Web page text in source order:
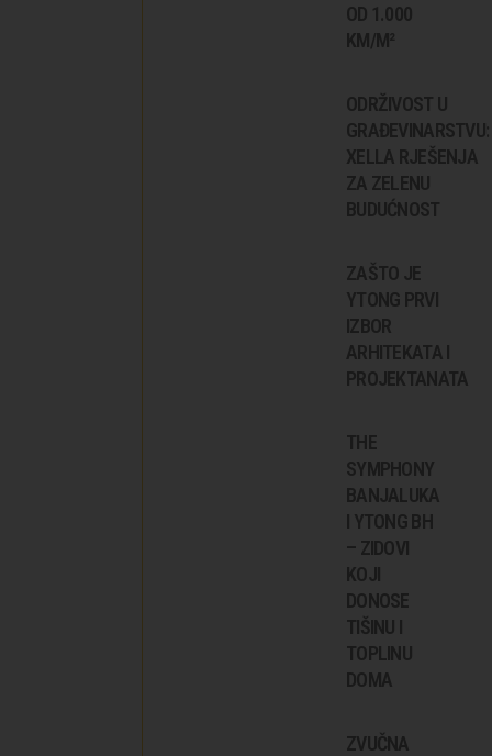
OD 1.000
KM/M²
ODRŽIVOST U
GRAĐEVINARSTVU:
XELLA RJEŠENJA
ZA ZELENU
BUDUĆNOST
ZAŠTO JE
YTONG PRVI
IZBOR
ARHITEKATA I
PROJEKTANATA
THE
SYMPHONY
BANJALUKA
I YTONG BH
– ZIDOVI
KOJI
DONOSE
TIŠINU I
TOPLINU
DOMA
ZVUČNA